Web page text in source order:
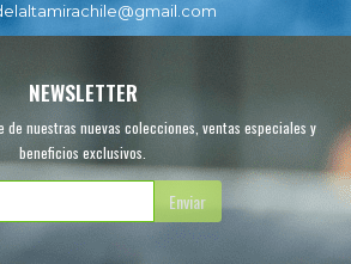
NEWSLETTER
nuestras nuevas colecciones, ventas especiales y
beneficios exclusivos.
Enviar